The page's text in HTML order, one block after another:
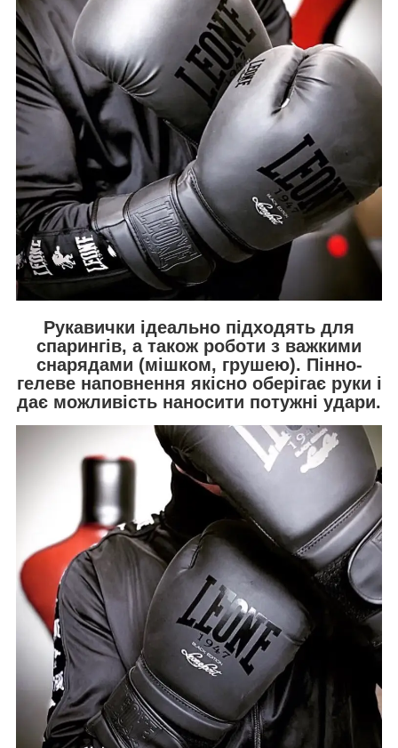
Рукавички ідеально підходять для
спарингів, а також роботи з важкими
снарядами (мішком, грушею). Пінно-
гелеве наповнення якісно оберігає руки і
дає можливість наносити потужні удари.